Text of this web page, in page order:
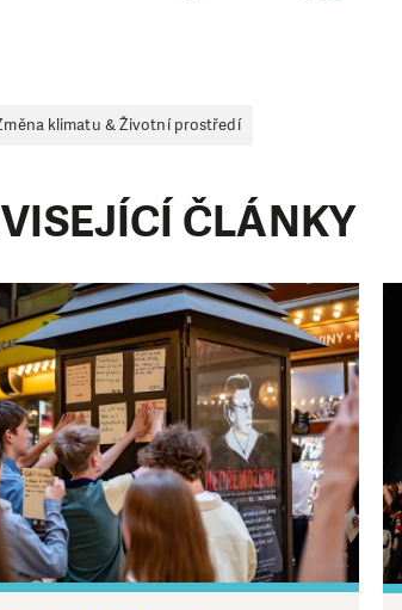
klimatu & Životní prostředí
ČLÁNKY